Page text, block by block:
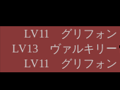
LV11 グリフォ
LV13 ヴァルキリー
LV11 グリフォ